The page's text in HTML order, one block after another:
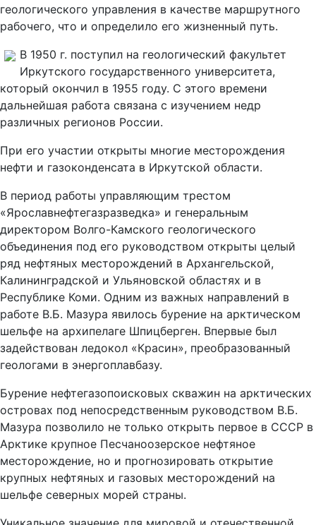
геологического управления в качестве маршрутного
рабочего, что и определило его жизненный путь.
В 1950 г. поступил на геологический факультет
Иркутского государственного университета,
который окончил в 1955 году. С этого времени
дальнейшая работа связана с изучением недр
различных регионов России.
При его участии открыты многие месторождения
нефти и газоконденсата в Иркутской области.
В период работы управляющим трестом
«Ярославнефтегазразведка» и генеральным
директором Волго-Камского геологического
объединения под его руководством открыты целый
ряд нефтяных месторождений в Архангельской,
Калининградской и Ульяновской областях и в
Республике Коми. Одним из важных направлений в
работе В.Б. Мазура явилось бурение на арктическом
шельфе на архипелаге Шпицберген. Впервые был
задействован ледокол «Красин», преобразованный
геологами в энергоплавбазу.
Бурение нефтегазопоисковых скважин на арктических
островах под непосредственным руководством В.Б.
Мазура позволило не только открыть первое в СССР в
Арктике крупное Песчаноозерское нефтяное
месторождение, но и прогнозировать открытие
крупных нефтяных и газовых месторождений на
шельфе северных морей страны.